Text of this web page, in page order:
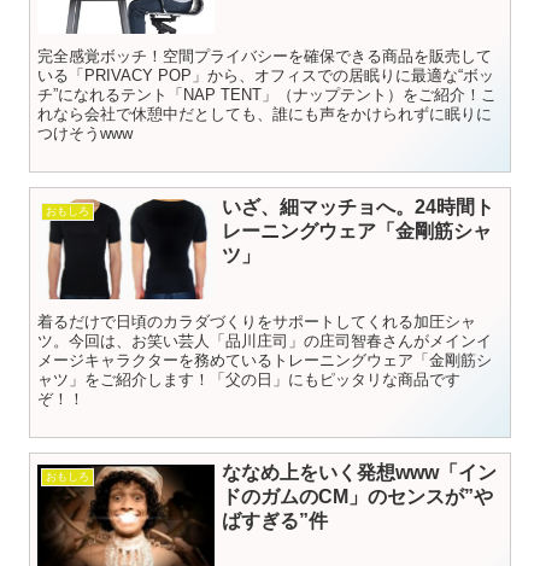
完全感覚ボッチ！空間プライバシーを確保できる商品を販売して
いる「PRIVACY POP」から、オフィスでの居眠りに最適な“ボッ
チ”になれるテント「NAP TENT」（ナップテント）をご紹介！こ
れなら会社で休憩中だとしても、誰にも声をかけられずに眠りに
つけそうwww
おもしろ
いざ、細マッチョへ。24時間ト
レーニングウェア「金剛筋シャ
ツ」
着るだけで日頃のカラダづくりをサポートしてくれる加圧シャ
ツ。今回は、お笑い芸人「品川庄司」の庄司智春さんがメインイ
メージキャラクターを務めているトレーニングウェア「金剛筋シ
ャツ」をご紹介します！「父の日」にもピッタリな商品です
ぞ！！
おもしろ
ななめ上をいく発想www「イン
ドのガムのCM」のセンスが”や
ばすぎる”件